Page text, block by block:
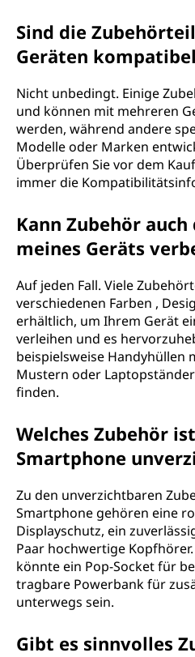
Sind die
Geräten
Nicht unbedingt. Einige
und können mit mehreren
werden, während andere
Modelle oder Marken
Überprüfen Sie vor dem
immer die
Kann Zubehör
meines Geräts
Auf jeden Fall. Viele
verschiedenen Farben ,
erhältlich, um Ihrem Gerät
verleihen und es
beispielsweise Handyhüllen
Mustern oder
finden.
Welches Zubehör
Smartphone
Zu den unverzichtbaren
Smartphone gehören eine
Displayschutz, ein
Paar hochwertige
könnte ein Pop-Socket für
tragbare Powerbank für
unterwegs sein.
Gibt es sinnvolles